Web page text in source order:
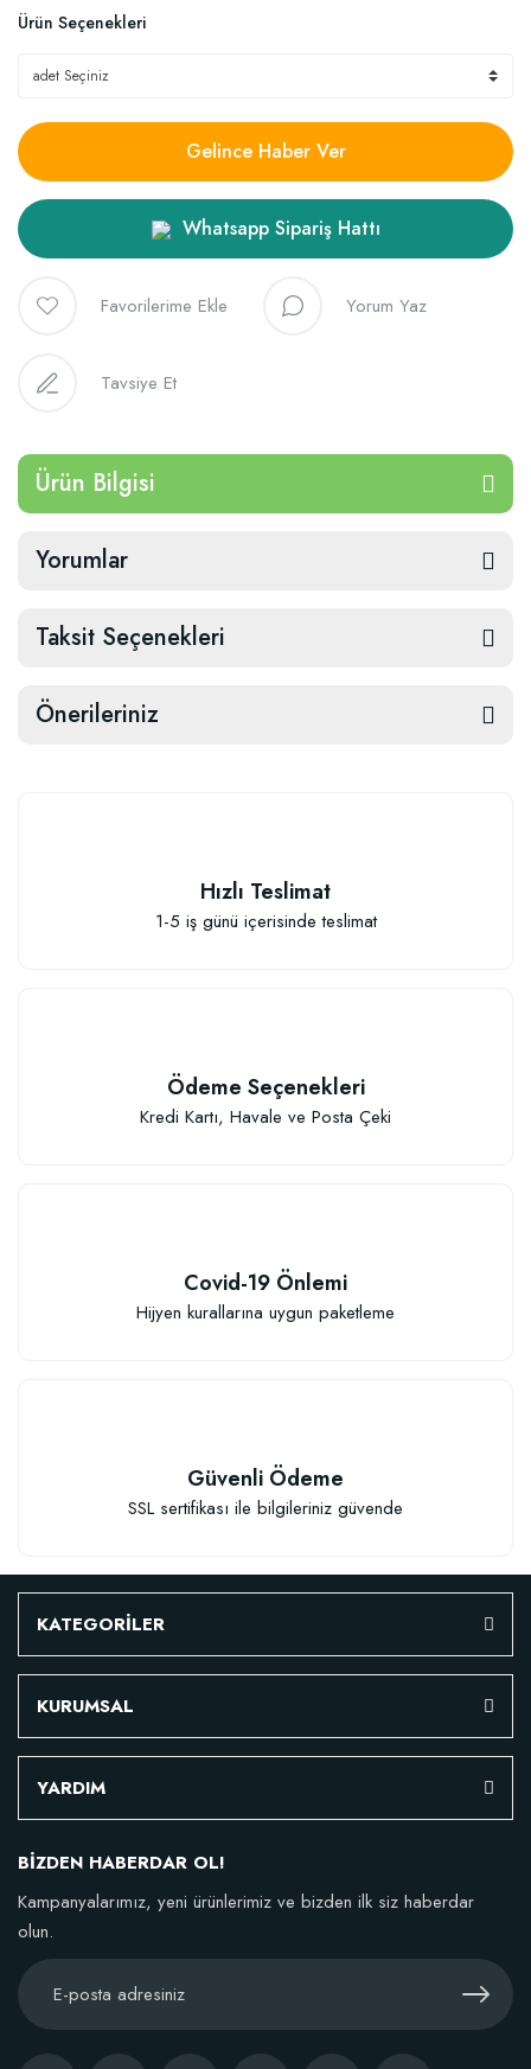
Ürün Seçenekleri
Gelince Haber Ver
Whatsapp Sipariş Hattı
Yorum Yaz
Tavsiye Et
Ürün Bilgisi
Yorumlar
Taksit Seçenekleri
Önerileriniz
Hızlı Teslimat
1-5 iş günü içerisinde teslimat
Ödeme Seçenekleri
Kredi Kartı, Havale ve Posta Çeki
Covid-19 Önlemi
Hijyen kurallarına uygun paketleme
Güvenli Ödeme
SSL sertifikası ile bilgileriniz güvende
KATEGORİLER
KURUMSAL
YARDIM
BİZDEN HABERDAR OL!
Kampanyalarımız, yeni ürünlerimiz ve bizden ilk siz haberdar
olun.